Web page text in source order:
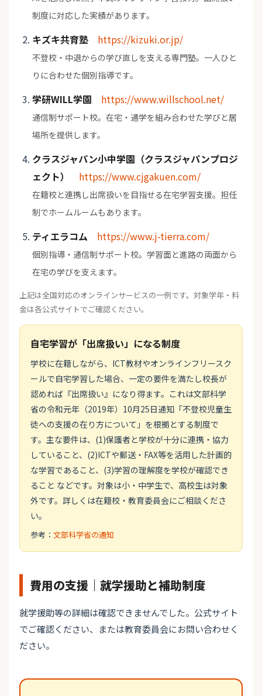
制度に対応した実績があります。
キズキ共育塾 https://kizuki.or.jp/
不登校・中退からの学び直しを支える専門塾。一人ひと
りに合わせた個別指導です。
学研WILL学園 https://www.willschool.net/
通信制サポート校。在宅・通学を組み合わせた学びと居
場所を提供します。
クラスジャパン小中学園（クラスジャパンプロジ
ェクト）
https://www.cjgakuen.com/
在籍校と連携し出席扱いを目指せる在宅学習支援。担任
制でホームルームもあります。
ティエラコム https://www.j-tierra.com/
個別指導・通信制サポート校。学習面と進路の両面から
在宅の学びを支えます。
上記は全国対応のオンラインサービスの一例です。対象学年・料
金は各公式サイトでご確認ください。
自宅学習が「出席扱い」になる制度
学校に在籍しながら、ICT教材やオンラインフリースク
ールで自宅学習した場合、一定の要件を満たし校長が
認めれば『出席扱い』になり得ます。これは文部科学
省の令和元年（2019年）10月25日通知「不登校児童生
徒への支援の在り方について」を根拠とする制度で
す。主な要件は、(1)保護者と学校が十分に連携・協力
していること、(2)ICTや郵送・FAX等を活用した計画的
な学習であること、(3)学習の理解度を学校が確認でき
ること などです。対象は小・中学生で、高校生は対象
外です。詳しくは在籍校・教育委員会にご相談くださ
い。
参考： 文部科学省の通知
費用の支援｜就学援助と補助制度
就学援助等の詳細は確認できませんでした。公式サイト
でご確認ください、または教育委員会にお問い合わせく
ださい。